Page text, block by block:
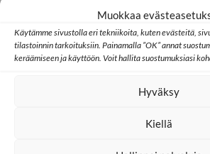
Muokkaa
Käytämme sivustolla eri tekniikoita, kuten evästeitä,
tilastoinnin tarkoituksiin. Painamalla ”OK” annat
keräämiseen ja käyttöön. Voit hallita suostumuksiasi
Hyväksy
Kiellä
Palaa takaisin pääsivulle